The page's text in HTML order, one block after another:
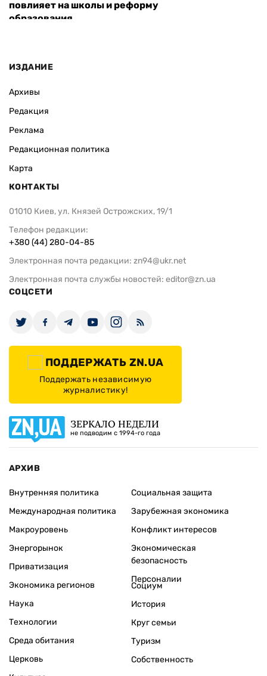
повлияет на школы и реформу
образования
ИЗДАНИЕ
Архивы
Редакция
Реклама
Редакционная политика
Карта
КОНТАКТЫ
01010 Киев, ул. Князей Острожских, 19/1
Телефон редакции:
+380 (44) 280-04-85
Электронная почта редакции: zn94@ukr.net
Электронная почта службы новостей: editor@zn.ua
СОЦСЕТИ
ПОДДЕРЖАТЬ ZN.UA
Поддержать независимую
журналистику!
ЗЕРКАЛО НЕДЕЛИ
не подводим с 1994-го года
АРХИВ
Внутренняя политика
Международная политика
Макроуровень
Энергорынок
Приватизация
Экономика регионов
Социальная защита
Зарубежная экономика
Конфликт интересов
Экономическая
безопасность
Персоналии
Наука
Технологии
Среда обитания
Церковь
Социум
История
Круг семьи
Туризм
Собственность